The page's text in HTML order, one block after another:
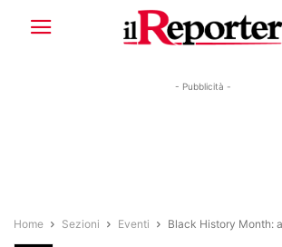
- Pubblicità -
Home Sezioni Eventi Black History Month: